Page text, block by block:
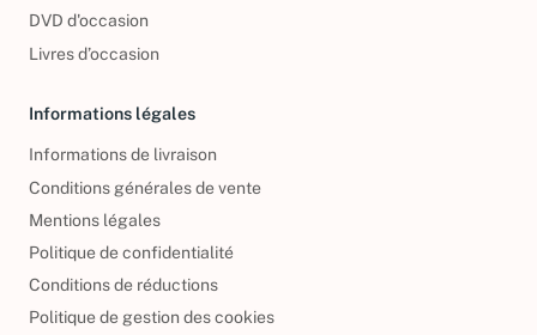
DVD d'occasion
Livres d’occasion
Informations légales
Informations de livraison
Conditions générales de vente
Mentions légales
Politique de confidentialité
Conditions de réductions
Politique de gestion des cookies